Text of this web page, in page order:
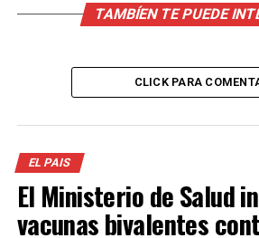
TAMBÍEN TE PUEDE
CLICK PARA
EL PAIS
El Ministerio de Salud
vacunas bivalentes